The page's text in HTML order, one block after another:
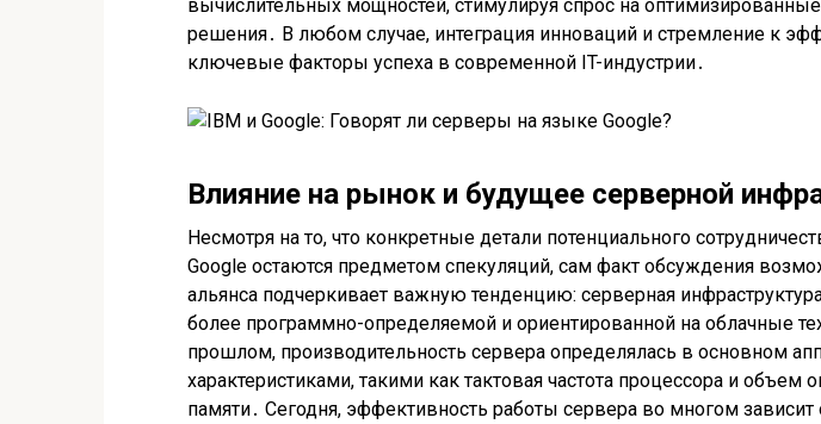
вычислительных мощностей, стимулируя спрос на
решения․ В любом случае, интеграция инноваций и стремление к
ключевые факторы успеха в современной IT-индустрии․
Влияние на рынок и будущее серверной
Несмотря на то, что конкретные детали потенциального
Google остаются предметом спекуляций, сам факт обсуждения
альянса подчеркивает важную тенденцию: серверная
более программно-определяемой и ориентированной на облачные
прошлом, производительность сервера определялась в основном
характеристиками, такими как тактовая частота процессора и объем
памяти․ Сегодня, эффективность работы сервера во многом зависит